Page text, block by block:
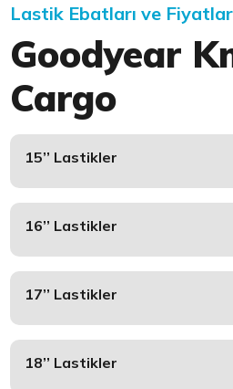
Lastik Ebatları ve
Goodyear
Cargo
15’’ Lastikler
16’’ Lastikler
17’’ Lastikler
18’’ Lastikler